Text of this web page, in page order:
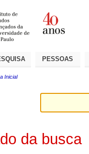
PESSOAS
Inicial
da busca